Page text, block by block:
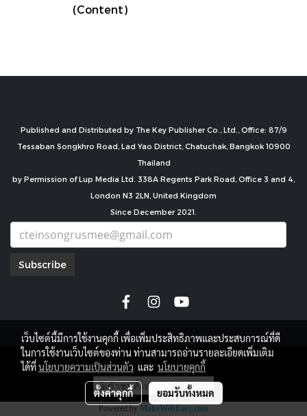
(Content)
Published and Distributed by The Key Publisher Co., Ltd., Office: 87/9
Tessaban Songkhro Road, Lad Yao District, Chatuchak, Bangkok 10900
Thailand
by Permission of Lup Media Ltd. 338A Regents Park Road, Office 3 and 4,
London N3 2LN, United Kingdom
Since December 2021.
Subscribe
copyright by
ผู้เข้าชมทั้งหมด7,687,125
Powered byMakeWebEasy.com
เว็บไซต์นี้มีการใช้งานคุกกี้ เพื่อเพิ่มประสิทธิภาพและประสบการณ์ที่ดี
ในการใช้งานเว็บไซต์ของท่าน ท่านสามารถอ่านรายละเอียดเพิ่มเติม
ได้ที่นโยบายความเป็นส่วนตัว และ นโยบายคุกกี้
ตั้งค่าคุกกี้ ยอมรับทั้งหมด